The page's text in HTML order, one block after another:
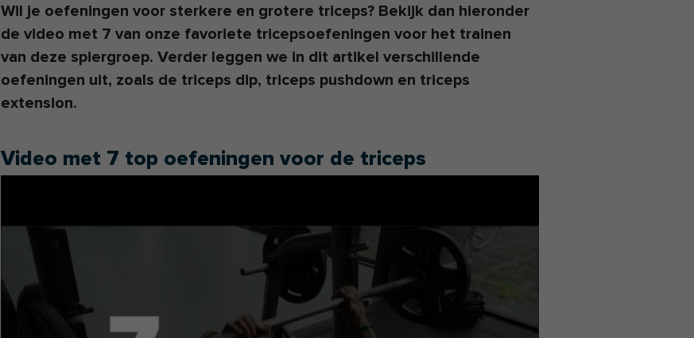
Wil je oefeningen voor sterkere en grotere triceps? Bekijk dan hieronder
de video met 7 van onze favoriete tricepsoefeningen voor het trainen
van deze spiergroep. Verder leggen we in dit artikel verschillende
oefeningen uit, zoals de triceps dip, triceps pushdown en triceps
extension.
Video met 7 top oefeningen voor de triceps